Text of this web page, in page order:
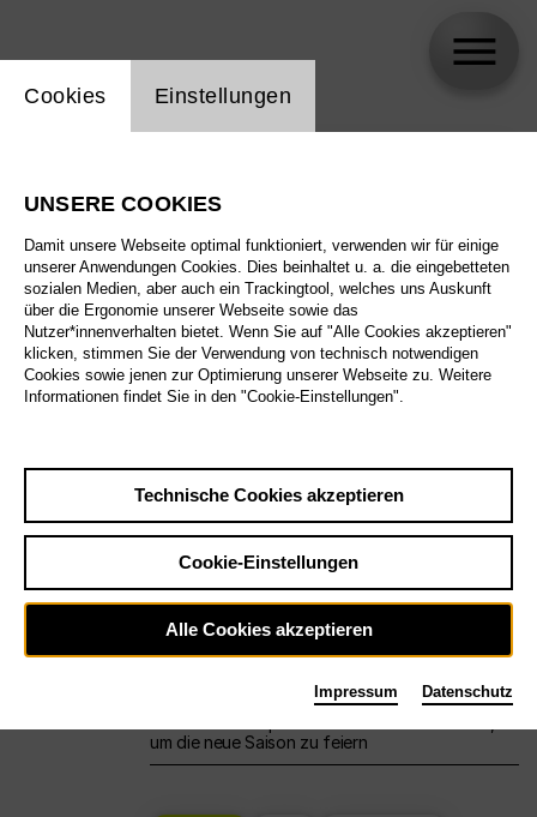
Alle Sparten
Alle Spielstätten
Alle Merkmale
Sa29.8.
Großes Haus
12:00 Eröffnungswochenende
um die neue Saison zu feiern
Einstellung Website Cookie
Cookies Einstellungen
UNSERE COOKIES
Damit unsere Webseite optimal funktioniert, verwenden wir für einige
unserer Anwendungen Cookies. Dies beinhaltet u. a. die eingebetteten
sozialen Medien, aber auch ein Trackingtool, welches uns Auskunft
über die Ergonomie unserer Webseite sowie das
Nutzer*innenverhalten bietet. Wenn Sie auf "Alle Cookies akzeptieren"
klicken, stimmen Sie der Verwendung von technisch notwendigen
Cookies sowie jenen zur Optimierung unserer Webseite zu. Weitere
Informationen findet Sie in den "Cookie-Einstellungen".
Technische Cookies akzeptieren
Cookie-Einstellungen
Alle Cookies akzeptieren
Impressum Datenschutz